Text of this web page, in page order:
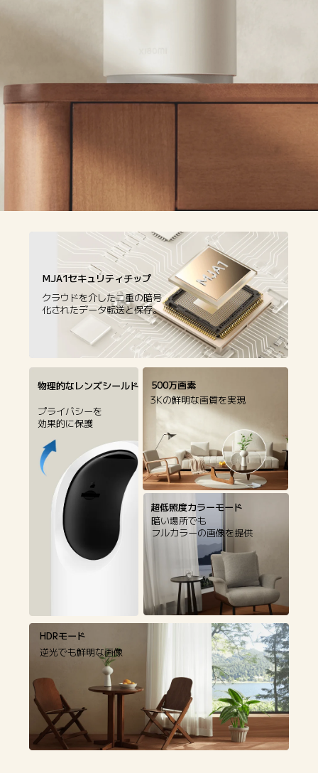
MJA1セキュリティチップ
クラウドを介した二重の暗号
化されたデータ転送と保存。
物理的なレンズシールド 500万画素
プライバシーを
効果的に保護
3Kの鮮明な画質を実現
超低照度カラーモード
暗い場所でも
フルカラーの画像を提供
HDRモード
逆光でも鮮明な画像